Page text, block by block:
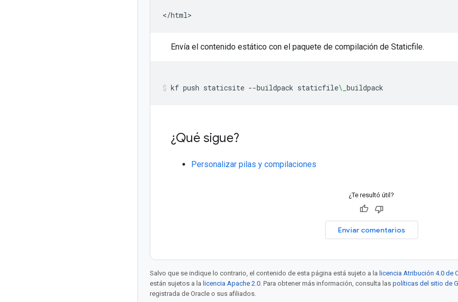
Envía el contenido estático con el paquete de compilación de Staticfile.
kf push staticsite --buildpack staticfile\_ buildpack
¿Qué sigue?
Personalizar pilas y compilaciones
¿Te resultó útil?
Enviar comentarios
Salvo que se indique lo contrario, el contenido de esta página está sujeto a la licencia Atribución 4.0 de
están sujetos a la licencia Apache 2.0. Para obtener más información, consulta las políticas del sitio de
registrada de Oracle o sus afiliados.